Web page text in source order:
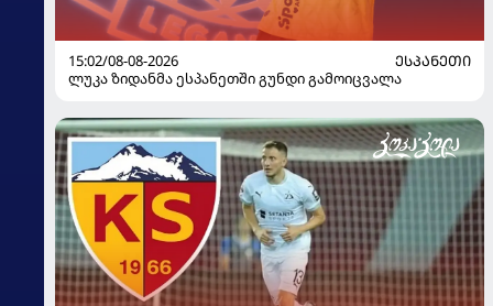
15:02/08-08-2026
ᲔᲡᲞᲐᲜᲔᲗᲘ
ლუკა ზიდანმა ესპანეთში გუნდი გამოიცვალა